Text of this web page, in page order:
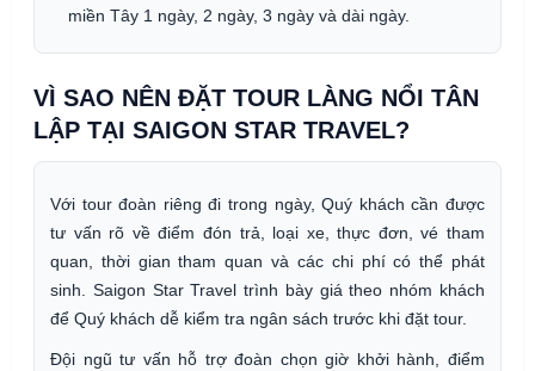
miền Tây 1 ngày, 2 ngày, 3 ngày và dài ngày.
VÌ SAO NÊN ĐẶT TOUR LÀNG NỔI TÂN
LẬP TẠI SAIGON STAR TRAVEL?
Với tour đoàn riêng đi trong ngày, Quý khách cần được
tư vấn rõ về điểm đón trả, loại xe, thực đơn, vé tham
quan, thời gian tham quan và các chi phí có thể phát
sinh. Saigon Star Travel trình bày giá theo nhóm khách
để Quý khách dễ kiểm tra ngân sách trước khi đặt tour.
Đội ngũ tư vấn hỗ trợ đoàn chọn giờ khởi hành, điểm